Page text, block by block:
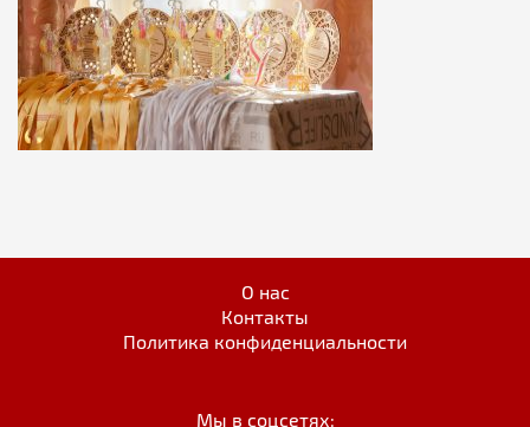
О нас
Контакты
Политика конфиденциальности
Мы в соцсетях: